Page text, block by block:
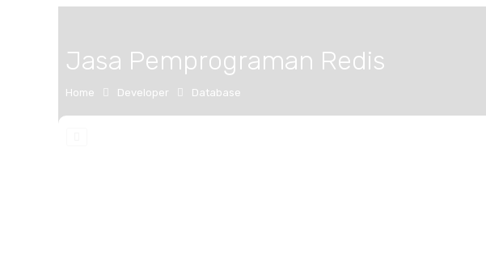
Jasa Pemprograman Redis
Home Developer Database